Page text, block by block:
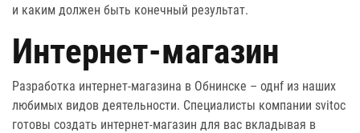
и каким должен быть конечный результат.
Интернет-магазин
Разработка интернет-магазина в Обнинске – однf из наших
любимых видов деятельности. Специалисты компании svitoc
готовы создать интернет-магазин для вас вкладывая в